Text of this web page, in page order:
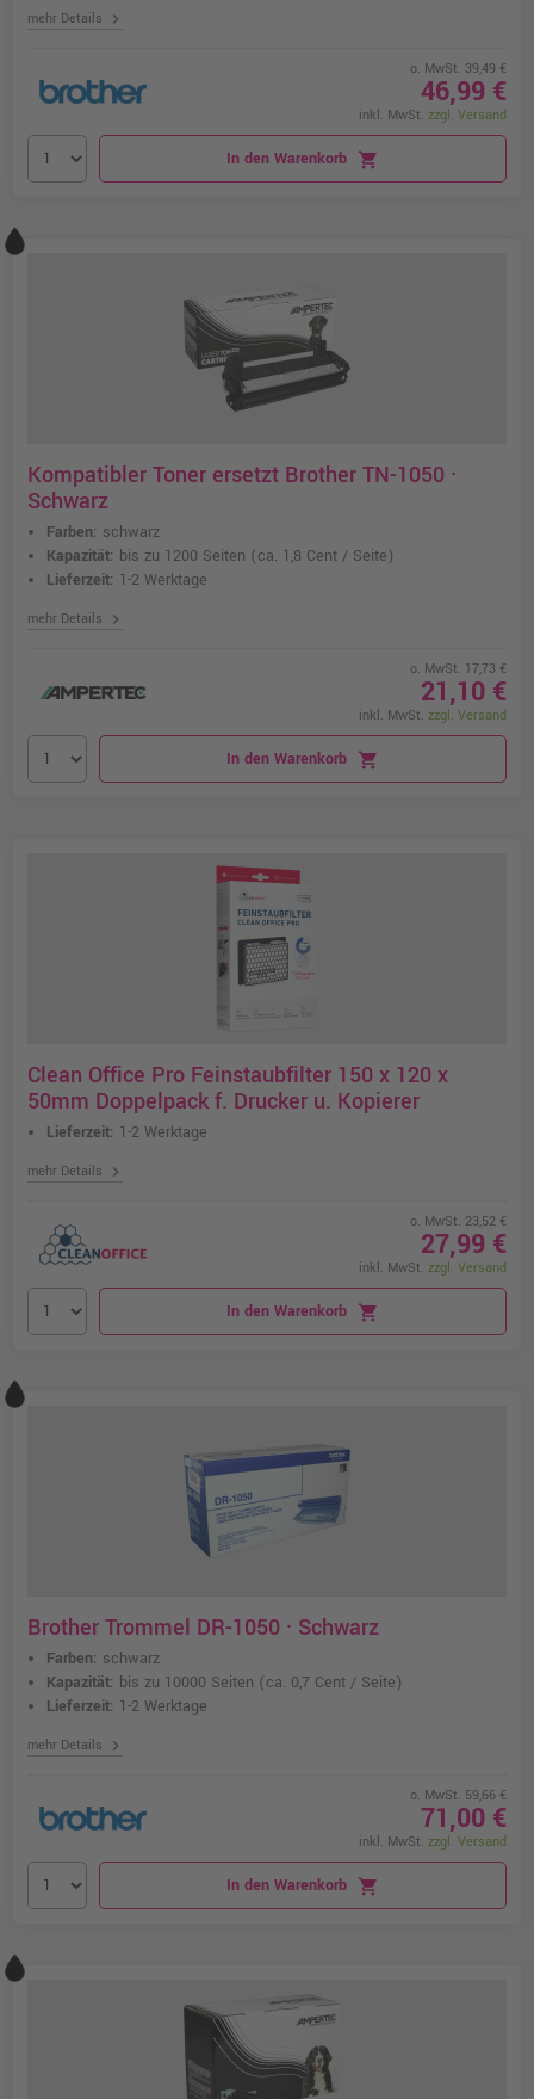
mehr Details chevron_right
o. MwSt. 39,49 €
46,99 €
inkl. MwSt. zzgl. Versand
In den Warenkorb shopping_cart
Kompatibler Toner ersetzt Brother TN-1050 ·
Schwarz
Farben: schwarz
Kapazität: bis zu 1200 Seiten (ca. 1,8 Cent / Seite)
Lieferzeit: 1-2 Werktage
mehr Details chevron_right
o. MwSt. 17,73 €
21,10 €
inkl. MwSt. zzgl. Versand
In den Warenkorb shopping_cart
Clean Office Pro Feinstaubfilter 150 x 120 x
50mm Doppelpack f. Drucker u. Kopierer
Lieferzeit: 1-2 Werktage
mehr Details chevron_right
o. MwSt. 23,52 €
27,99 €
inkl. MwSt. zzgl. Versand
In den Warenkorb shopping_cart
Brother Trommel DR-1050 · Schwarz
Farben: schwarz
Kapazität: bis zu 10000 Seiten (ca. 0,7 Cent / Seite)
Lieferzeit: 1-2 Werktage
mehr Details chevron_right
o. MwSt. 59,66 €
71,00 €
inkl. MwSt. zzgl. Versand
In den Warenkorb shopping_cart